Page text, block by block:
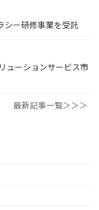
ー研修事業を受託
ューションサービス市
最新記事一覧＞＞＞